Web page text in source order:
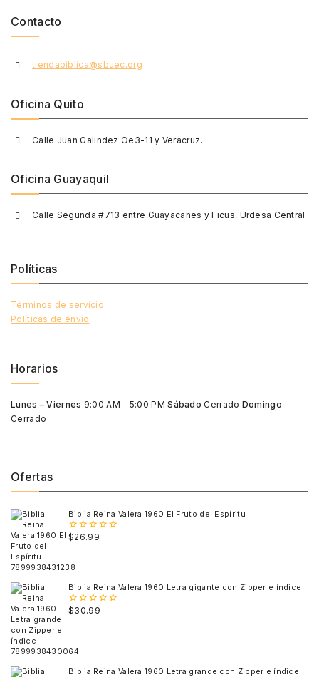
Contacto
tiendabiblica@sbuec.org
Oficina Quito
Calle Juan Galindez Oe3-11 y Veracruz.
Oficina Guayaquil
Calle Segunda #713 entre Guayacanes y Ficus, Urdesa Central
Políticas
Términos de servicio
Políticas de envío
Horarios
Lunes – Viernes 9:00 AM – 5:00 PMSábado Cerrado Domingo
Cerrado
Ofertas
Biblia Reina Valera 1960 El Fruto del Espíritu
0
5
$26.99
Biblia Reina Valera 1960 Letra gigante con Zipper e índice
0
$30.99
Biblia Reina Valera 1960 Letra grande con Zipper e índice